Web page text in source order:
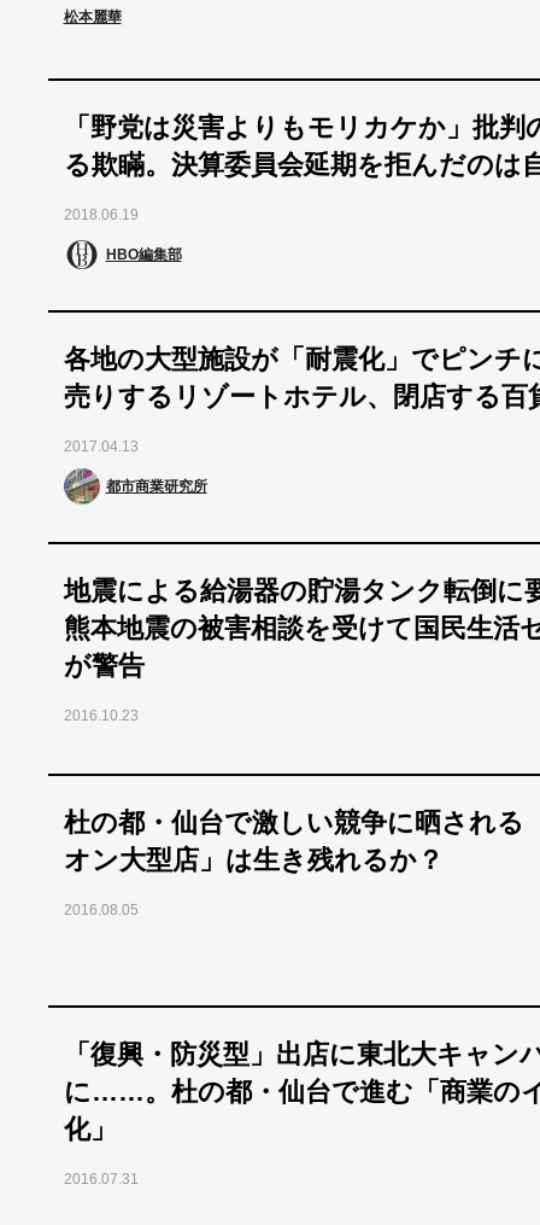
松本麗華
「野党は災害よりもモリカケか」批判
る欺瞞。決算委員会延期を拒んだのは
2018.06.19
HBO編集部
各地の大型施設が「耐震化」でピン
売りするリゾートホテル、閉店する百
2017.04.13
都市商業研究所
地震による給湯器の貯湯タンク転倒に
熊本地震の被害相談を受けて国民生活
が警告
2016.10.23
杜の都・仙台で激しい競争に晒される
オン大型店」は生き残れるか？
2016.08.05
「復興・防災型」出店に東北大キャン
に……。杜の都・仙台で進む「商業の
化」
2016.07.31